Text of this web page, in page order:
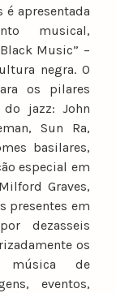
apresentada
musical,
Music” –
negra. O
os pilares
jazz: John
Sun Ra,
basilares,
especial em
Graves,
presentes em
dezasseis
os
música de
eventos,